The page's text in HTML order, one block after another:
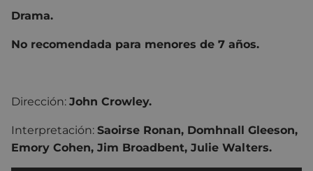
Drama.
No recomendada para menores de 7 años.
Dirección: John Crowley.
Interpretación: Saoirse Ronan, Domhnall Gleeson,
Emory Cohen, Jim Broadbent, Julie Walters.